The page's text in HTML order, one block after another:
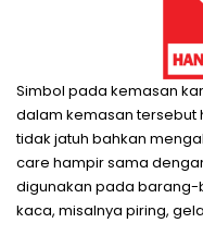
Simbol pada kemasan
dalam kemasan tersebut
tidak jatuh bahkan
care hampir sama
digunakan pada
kaca, misalnya piring,